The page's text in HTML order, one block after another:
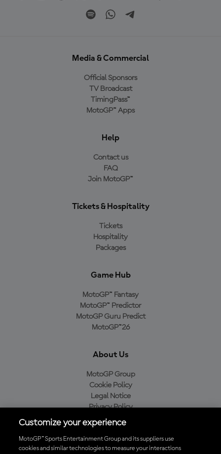
Media & Commercial
Official Sponsors
TV Broadcast
TimingPass™
MotoGP™ Apps
Help
Contact us
FAQ
Join MotoGP™
Tickets & Hospitality
Tickets
Hospitality
Packages
Game Hub
MotoGP™ Fantasy
MotoGP™ Predictor
MotoGP Guru Predict
MotoGP™26
About Us
MotoGP Group
Cookie Policy
Legal Notice
Privacy Policy
Purchase Policy
Customize your experience
MotoGP™ Sports Entertainment Group and its suppliers use
cookies and similar technologies to measure your interactions